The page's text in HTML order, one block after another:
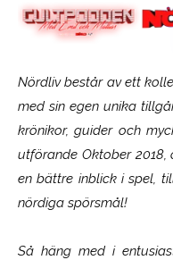
Nördliv består av ett
med sin egen unika
krönikor, guider och
utförande Oktober
en bättre inblick i spel,
nördiga spörsmål!
Så häng med i